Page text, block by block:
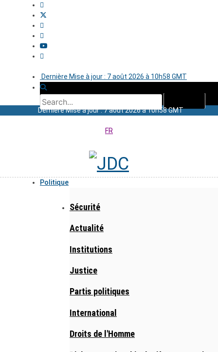
Dernière Mise à jour : 7 août 2026 à 10h58 GMT
Dernière Mise à jour : 7 août 2026 à 10h58 GMT
FR
Politique
Sécurité
Actualité
Institutions
Justice
Partis politiques
International
Droits de l'Homme